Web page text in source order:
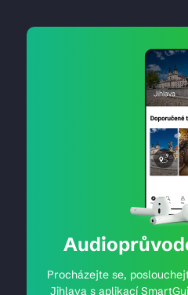
Procházejte se,
Jihlava s aplikací